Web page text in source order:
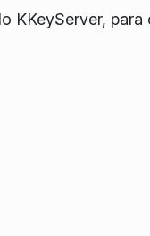
KKeyServer, para